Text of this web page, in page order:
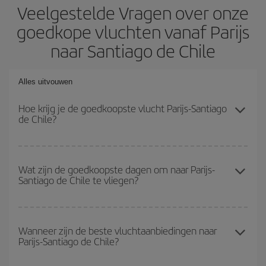
Veelgestelde Vragen over onze
goedkope vluchten vanaf Parijs
naar Santiago de Chile
Alles uitvouwen
Hoe krijg je de goedkoopste vlucht Parijs-Santiago
de Chile?
en de goedkoopste vlucht krijgen als je het hoogseizoen vermijdt,
vooraf koopt en flexibel bent met de datums en tijden voor de
Wat zijn de goedkoopste dagen om naar Parijs-
Santiago de Chile te vliegen?
om te vliegen, start je gewoon een zoekopdracht op onze
zoekmachine voor goedkope vluchten
. Vertel ons waar je
Wanneer zijn de beste vluchtaanbiedingen naar
Parijs-Santiago de Chile?